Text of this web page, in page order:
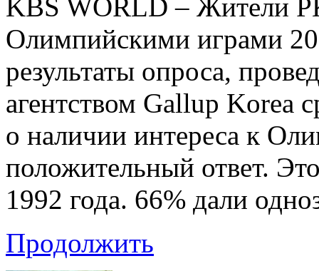
KBS WORLD – Жители
Олимпийскими играми
результаты опроса,
агентством Gallup Korea
о наличии интереса к
положительный ответ.
1992 года. 66% дали
Продолжить